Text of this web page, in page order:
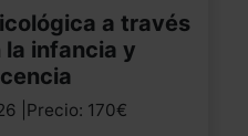
a través
la infancia y
|Precio: 170€